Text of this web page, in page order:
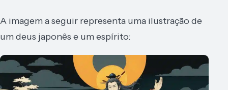
A imagem a seguir representa uma ilustração de
um deus japonês e um espírito: